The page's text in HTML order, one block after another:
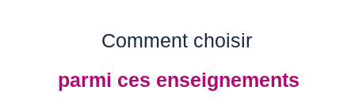
Comment choisir
parmi ces enseignements